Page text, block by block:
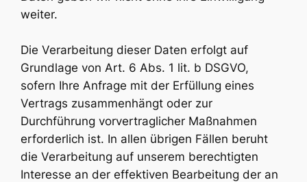
weiter.
Die Verarbeitung dieser Daten erfolgt auf
Grundlage von Art. 6 Abs. 1 lit. b DSGVO,
sofern Ihre Anfrage mit der Erfüllung eines
Vertrags zusammenhängt oder zur
Durchführung vorvertraglicher Maßnahmen
erforderlich ist. In allen übrigen Fällen beruht
die Verarbeitung auf unserem berechtigten
Interesse an der effektiven Bearbeitung der an